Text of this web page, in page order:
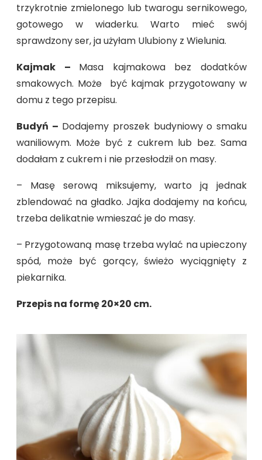
trzykrotnie zmielonego lub twarogu sernikowego,
gotowego w wiaderku. Warto mieć swój
sprawdzony ser, ja użyłam Ulubiony z Wielunia.
Kajmak – Masa kajmakowa bez dodatków
smakowych. Może być kajmak przygotowany w
domu z tego przepisu.
Budyń – Dodajemy proszek budyniowy o smaku
waniliowym. Może być z cukrem lub bez. Sama
dodałam z cukrem i nie przesłodził on masy.
– Masę serową miksujemy, warto ją jednak
zblendować na gładko. Jajka dodajemy na końcu,
trzeba delikatnie wmieszać je do masy.
– Przygotowaną masę trzeba wylać na upieczony
spód, może być gorący, świeżo wyciągnięty z
piekarnika.
Przepis na formę 20×20 cm.